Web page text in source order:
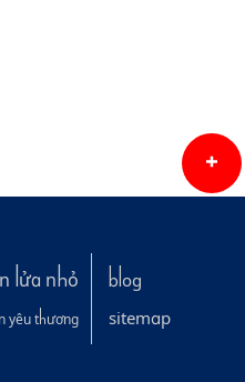
lửa nhỏ
yêu thương
blog
sitemap